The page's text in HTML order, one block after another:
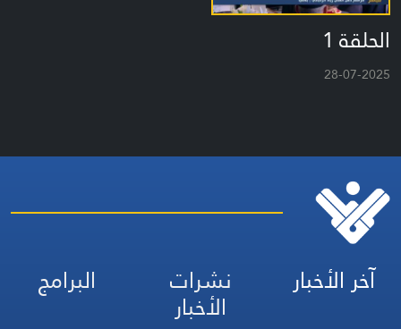
الحلقة 1
28-07-2025
آخر الأخبار نشرات
الأخبار
البرامج